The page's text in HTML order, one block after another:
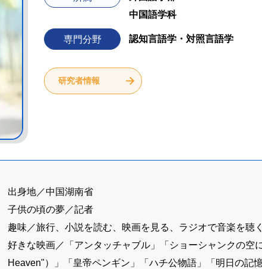
中国語学科
専門分野 認知言語学・対照言語学
研究者情報
出身地／中国湖南省 ​
子供の頃の夢／記者 ​
趣味／旅行、小説を読む、映画を見る、ラジオで音楽を聴
好きな映画／「アンタッチャブル」「ショーシャンクの空
Heaven"）」「皇帝ペンギン」「ハチ公物語」「明日の記